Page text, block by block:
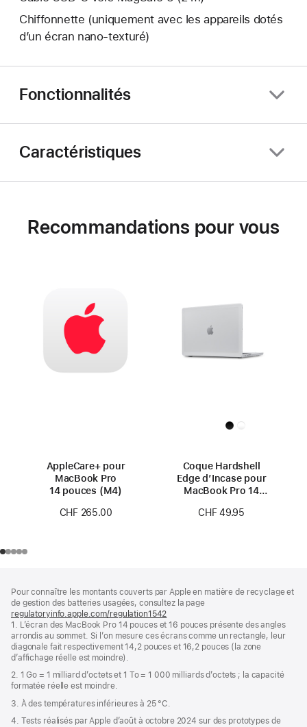
Chiffonnette (uniquement avec les appareils dotés
d’un écran nano‑texturé)
Fonctionnalités
Caractéristiques
Recommandations pour vous
AppleCare+ pour
MacBook Pro
14 pouces (M4)
CHF 265.00
Coque Hardshell
Edge d’Incase pour
MacBook Pro 14
CHF 49.95
de
page
de
bas
de
page
Pour connaître les montants couverts par Apple en matière de recyclage et
de gestion des batteries usagées, consultez la page
regulatoryinfo.apple.com/regulation1542
dans
une
nouvelle
1. L’écran des MacBook Pro 14 pouces et 16 pouces présente des angles
arrondis au sommet. Si l’on mesure ces écrans comme un rectangle, leur
diagonale fait respectivement 14,2 pouces et 16,2 pouces (la zone
d’affichage réelle est moindre).
2. 1 Go = 1 milliard d’octets et 1 To = 1 000 milliards d’octets ; la capacité
formatée réelle est moindre.
3. À des températures inférieures à 25 °C.
4. Tests réalisés par Apple d’août à octobre 2024 sur des prototypes de